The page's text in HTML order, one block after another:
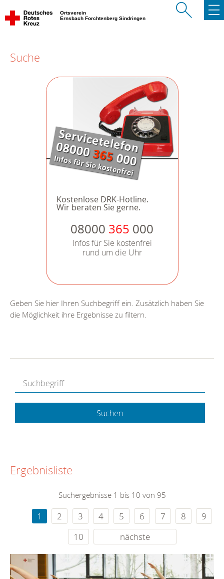
Ortsverein
Ernsbach Forchtenberg Sindringen
Suche
Kostenlose DRK-Hotline.
Wir beraten Sie gerne.
08000 365 000
Infos für Sie kostenfrei
rund um die Uhr
Geben Sie hier Ihren Suchbegriff ein. Zusätzlich haben Sie
die Möglichkeit ihre Ergebnisse zu filtern.
Suchen
Ergebnisliste
Suchergebnisse 1 bis 10 von 95
1 2 3 4 5 6 7 8
9
10
nächste